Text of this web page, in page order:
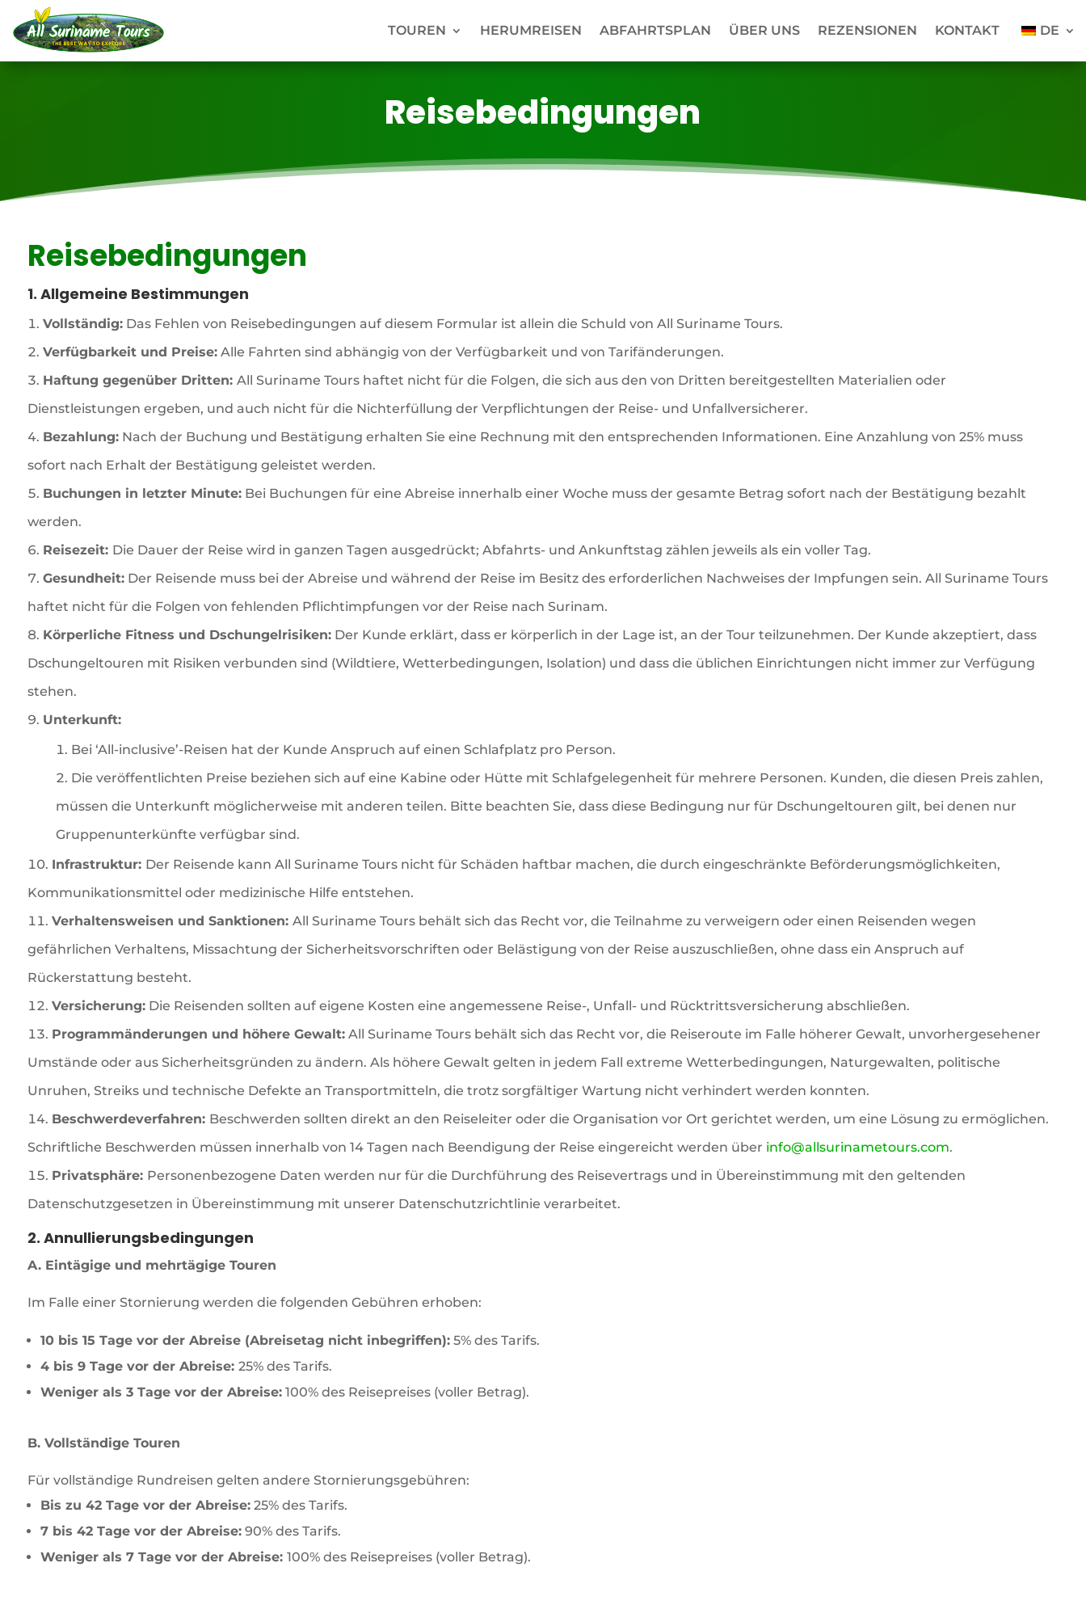
TOUREN HERUMREISEN ABFAHRTSPLAN ÜBER UNS REZENSIONEN KONTAKT DE
Reisebedingungen
Reisebedingungen
1. Allgemeine Bestimmungen
Vollständig:Das Fehlen von Reisebedingungen auf diesem Formular ist allein die Schuld von All Suriname Tours.
Verfügbarkeit und Preise:Alle Fahrten sind abhängig von der Verfügbarkeit und von Tarifänderungen.
Haftung gegenüber Dritten: All Suriname Tours haftet nicht für die Folgen, die sich aus den von Dritten bereitgestellten Materialien oder
Dienstleistungen ergeben, und auch nicht für die Nichterfüllung der Verpflichtungen der Reise- und Unfallversicherer.
Bezahlung:Nach der Buchung und Bestätigung erhalten Sie eine Rechnung mit den entsprechenden Informationen. Eine Anzahlung von 25% muss
sofort nach Erhalt der Bestätigung geleistet werden.
Buchungen in letzter Minute:Bei Buchungen für eine Abreise innerhalb einer Woche muss der gesamte Betrag sofort nach der Bestätigung bezahlt
werden.
Reisezeit: Die Dauer der Reise wird in ganzen Tagen ausgedrückt; Abfahrts- und Ankunftstag zählen jeweils als ein voller Tag.
Gesundheit:Der Reisende muss bei der Abreise und während der Reise im Besitz des erforderlichen Nachweises der Impfungen sein. All Suriname Tours
haftet nicht für die Folgen von fehlenden Pflichtimpfungen vor der Reise nach Surinam.
Körperliche Fitness und Dschungelrisiken:Der Kunde erklärt, dass er körperlich in der Lage ist, an der Tour teilzunehmen. Der Kunde akzeptiert, dass
Dschungeltouren mit Risiken verbunden sind (Wildtiere, Wetterbedingungen, Isolation) und dass die üblichen Einrichtungen nicht immer zur Verfügung
stehen.
Unterkunft:
Bei ‘All-inclusive’-Reisen hat der Kunde Anspruch auf einen Schlafplatz pro Person.
Die veröffentlichten Preise beziehen sich auf eine Kabine oder Hütte mit Schlafgelegenheit für mehrere Personen. Kunden, die diesen Preis zahlen,
müssen die Unterkunft möglicherweise mit anderen teilen. Bitte beachten Sie, dass diese Bedingung nur für Dschungeltouren gilt, bei denen nur
Gruppenunterkünfte verfügbar sind.
Infrastruktur: Der Reisende kann All Suriname Tours nicht für Schäden haftbar machen, die durch eingeschränkte Beförderungsmöglichkeiten,
Kommunikationsmittel oder medizinische Hilfe entstehen.
Verhaltensweisen und Sanktionen: All Suriname Tours behält sich das Recht vor, die Teilnahme zu verweigern oder einen Reisenden wegen
gefährlichen Verhaltens, Missachtung der Sicherheitsvorschriften oder Belästigung von der Reise auszuschließen, ohne dass ein Anspruch auf
Rückerstattung besteht.
Versicherung:Die Reisenden sollten auf eigene Kosten eine angemessene Reise-, Unfall- und Rücktrittsversicherung abschließen.
Programmänderungen und höhere Gewalt:All Suriname Tours behält sich das Recht vor, die Reiseroute im Falle höherer Gewalt, unvorhergesehener
Umstände oder aus Sicherheitsgründen zu ändern. Als höhere Gewalt gelten in jedem Fall extreme Wetterbedingungen, Naturgewalten, politische
Unruhen, Streiks und technische Defekte an Transportmitteln, die trotz sorgfältiger Wartung nicht verhindert werden konnten.
Beschwerdeverfahren: Beschwerden sollten direkt an den Reiseleiter oder die Organisation vor Ort gerichtet werden, um eine Lösung zu ermöglichen.
Schriftliche Beschwerden müssen innerhalb von 14 Tagen nach Beendigung der Reise eingereicht werden über info@allsurinametours.com.
Privatsphäre: Personenbezogene Daten werden nur für die Durchführung des Reisevertrags und in Übereinstimmung mit den geltenden
Datenschutzgesetzen in Übereinstimmung mit unserer Datenschutzrichtlinie verarbeitet.
2. Annullierungsbedingungen
A. Eintägige und mehrtägige Touren
Im Falle einer Stornierung werden die folgenden Gebühren erhoben:
10 bis 15 Tage vor der Abreise(Abreisetag nicht inbegriffen):5% des Tarifs.
4 bis 9 Tage vor der Abreise: 25% des Tarifs.
Weniger als 3 Tage vor der Abreise:100% des Reisepreises (voller Betrag).
B. Vollständige Touren
Für vollständige Rundreisen gelten andere Stornierungsgebühren:
Bis zu 42 Tage vor der Abreise:25% des Tarifs.
7 bis 42 Tage vor der Abreise:90% des Tarifs.
Weniger als 7 Tage vor der Abreise: 100% des Reisepreises (voller Betrag).